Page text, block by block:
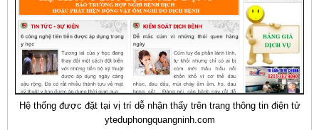
Hệ thống được đặt tại vị trí dễ nhận thấy trên trang thông tin điện tử
yteduphongquangninh.com